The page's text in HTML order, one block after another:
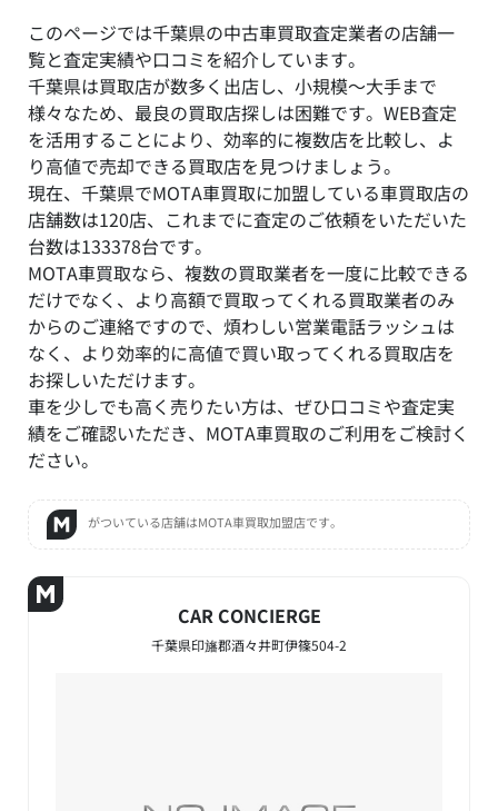
このページでは千葉県の中古車買取査定業者の店舗一
覧と査定実績や口コミを紹介しています。
千葉県は買取店が数多く出店し、小規模～大手まで
様々なため、最良の買取店探しは困難です。WEB査定
を活用することにより、効率的に複数店を比較し、よ
り高値で売却できる買取店を見つけましょう。
現在、千葉県でMOTA車買取に加盟している車買取店の
店舗数は120店、これまでに査定のご依頼をいただいた
台数は133378台です。
MOTA車買取なら、複数の買取業者を一度に比較できる
だけでなく、より高額で買取ってくれる買取業者のみ
からのご連絡ですので、煩わしい営業電話ラッシュは
なく、より効率的に高値で買い取ってくれる買取店を
お探しいただけます。
車を少しでも高く売りたい方は、ぜひ口コミや査定実
績をご確認いただき、MOTA車買取のご利用をご検討く
ださい。
がついている店舗はMOTA車買取加盟店です。
CAR CONCIERGE
千葉県印旛郡酒々井町伊篠504-2